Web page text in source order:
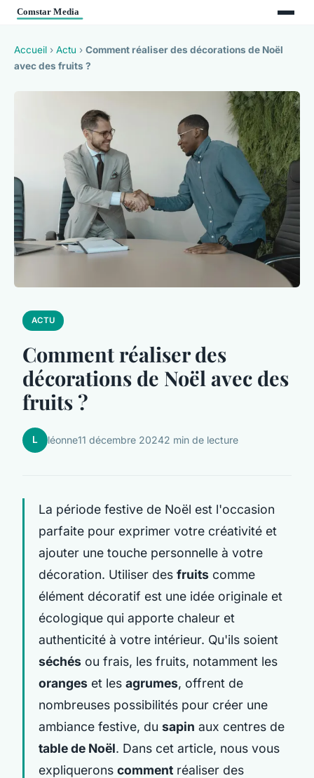
Accueil › Actu › Comment réaliser des décorations de Noël
avec des fruits ?
ACTU
Comment réaliser des
décorations de Noël avec des
fruits ?
L léonne11 décembre 20242 min de lecture
La période festive de Noël est l'occasion
parfaite pour exprimer votre créativité et
ajouter une touche personnelle à votre
décoration. Utiliser des fruits comme
élément décoratif est une idée originale et
écologique qui apporte chaleur et
authenticité à votre intérieur. Qu'ils soient
séchés ou frais, les fruits, notamment les
oranges et les agrumes, offrent de
nombreuses possibilités pour créer une
ambiance festive, du sapin aux centres de
table de Noël. Dans cet article, nous vous
expliquerons comment réaliser des